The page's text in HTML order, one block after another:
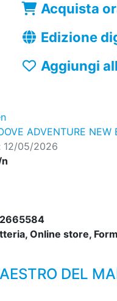
Acquista
Edizione
Aggiungi
ADVENTURE NEW
12/05/2026
Online store,
DEL